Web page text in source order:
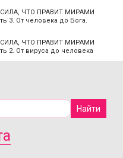
ЧТО ПРАВИТ МИРАМИ
3. От человека до Бога.
ЧТО ПРАВИТ МИРАМИ
2. От вируса до человека